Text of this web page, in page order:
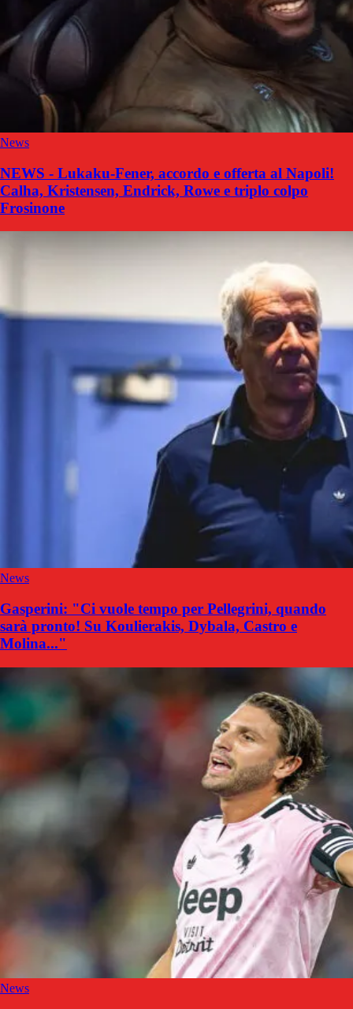
News
NEWS - Lukaku-Fener, accordo e offerta al Napoli!
Calha, Kristensen, Endrick, Rowe e triplo colpo
Frosinone
News
Gasperini: "Ci vuole tempo per Pellegrini, quando
sarà pronto! Su Koulierakis, Dybala, Castro e
Molina..."
News